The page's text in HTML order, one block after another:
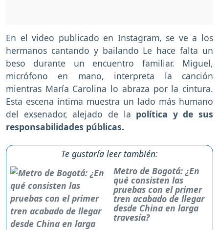
En el video publicado en Instagram, se ve a los
hermanos cantando y bailando Le hace falta un
beso durante un encuentro familiar. Miguel,
micrófono en mano, interpreta la canción
mientras María Carolina lo abraza por la cintura.
Esta escena íntima muestra un lado más humano
del exsenador, alejado de la política y de sus
responsabilidades públicas.
Te gustaría leer también:
Metro de Bogotá: ¿En
qué consisten las
pruebas con el primer
tren acabado de llegar
desde China en larga
travesía?